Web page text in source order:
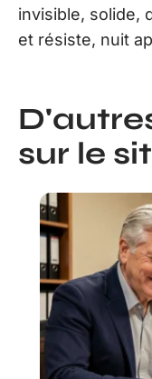
invisible, solide,
et résiste, nuit
sur le